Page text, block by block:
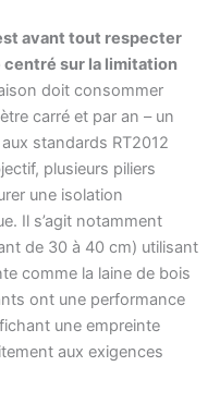
avant tout respecter
centré sur la limitation
doit consommer
carré et par an – un
standards RT2012
plusieurs piliers
une isolation
Il s’agit notamment
de 30 à 40 cm) utilisant
comme la laine de bois
ont une performance
une empreinte
aux exigences